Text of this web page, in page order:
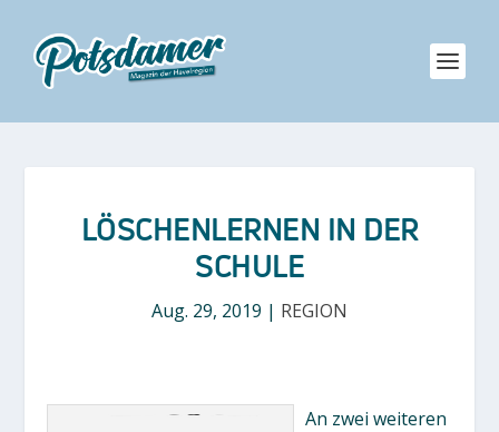
LÖSCHENLERNEN IN DER
SCHULE
Aug. 29, 2019 | REGION
An zwei weiteren